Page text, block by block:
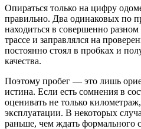
Опираться только на цифру
правильно. Два одинаковых по
находиться в совершенно
трассе и заправлялся на
постоянно стоял в пробках и
качества.
Поэтому пробег — это лишь
истина. Если есть сомнения в
оценивать не только
эксплуатации. В некоторых
раньше, чем ждать формального